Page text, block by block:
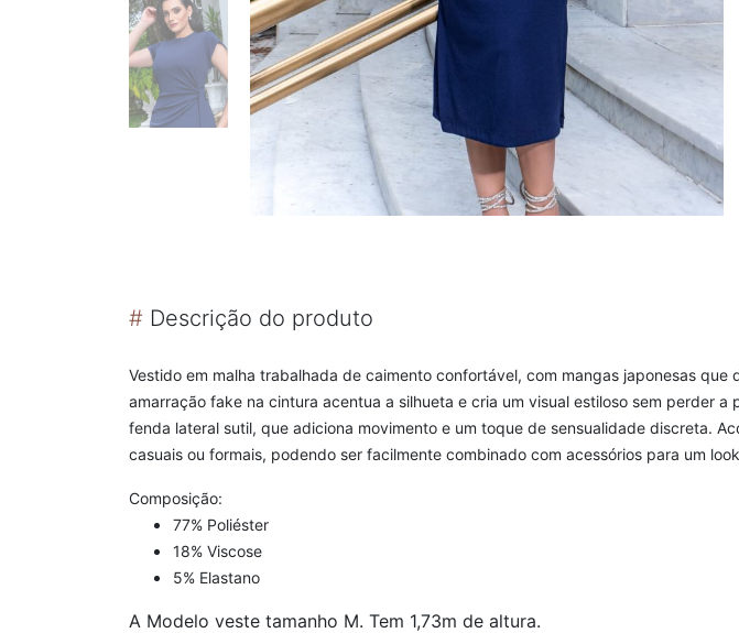
# Descrição do produto
Vestido em malha trabalhada de caimento confortável, com mangas japonesas
amarração fake na cintura acentua a silhueta e cria um visual estiloso sem perder
fenda lateral sutil, que adiciona movimento e um toque de sensualidade discreta.
casuais ou formais, podendo ser facilmente combinado com acessórios para um
Composição:
77% Poliéster
18% Viscose
5% Elastano
A Modelo veste tamanho M. Tem 1,73m de altura.